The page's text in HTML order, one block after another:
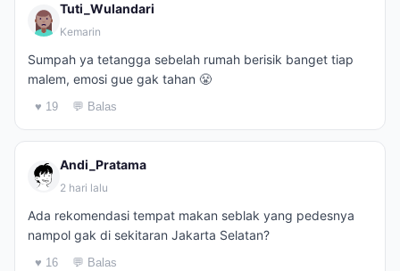
Tuti_Wulandari
Kemarin
Sumpah ya tetangga sebelah rumah berisik banget tiap
malem, emosi gue gak tahan 😤
♥ 19 💬 Balas
Andi_Pratama
2 hari lalu
Ada rekomendasi tempat makan seblak yang pedesnya
nampol gak di sekitaran Jakarta Selatan?
♥ 16 💬 Balas